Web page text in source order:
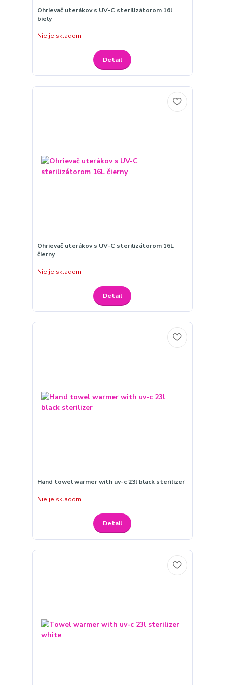
Ohrievač uterákov s UV-C sterilizátorom 16l
biely
Nie je skladom
Detail
Ohrievač uterákov s UV-C sterilizátorom 16L
čierny
Nie je skladom
Detail
Hand towel warmer with uv-c 23l black sterilizer
Nie je skladom
Detail